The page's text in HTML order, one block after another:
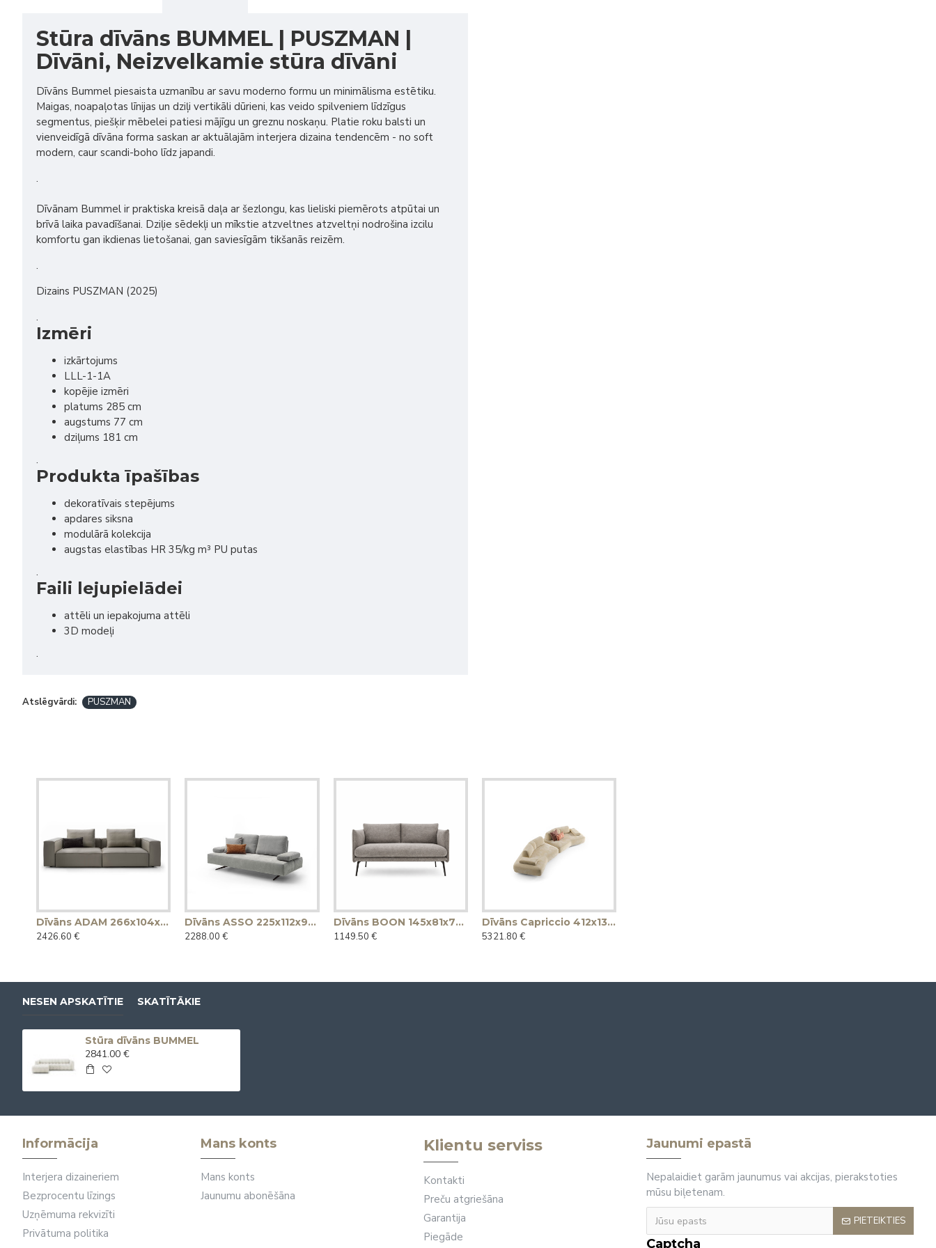
Stūra dīvāns BUMMEL | PUSZMAN |
Dīvāni, Neizvelkamie stūra dīvāni
Dīvāns Bummel piesaista uzmanību ar savu moderno formu un minimālisma estētiku.
Maigas, noapaļotas līnijas un dziļi vertikāli dūrieni, kas veido spilveniem līdzīgus
segmentus, piešķir mēbelei patiesi mājīgu un greznu noskaņu. Platie roku balsti un
vienveidīgā dīvāna forma saskan ar aktuālajām interjera dizaina tendencēm - no soft
modern, caur scandi-boho līdz japandi.
.
Dīvānam Bummel ir praktiska kreisā daļa ar šezlongu, kas lieliski piemērots atpūtai un
brīvā laika pavadīšanai. Dziļie sēdekļi un mīkstie atzveltnes atzveltņi nodrošina izcilu
komfortu gan ikdienas lietošanai, gan saviesīgām tikšanās reizēm.
.
Dizains PUSZMAN (2025)
.
Izmēri
izkārtojums
LLL-1-1A
kopējie izmēri
platums 285 cm
augstums 77 cm
dziļums 181 cm
.
Produkta īpašības
dekoratīvais stepējums
apdares siksna
modulārā kolekcija
augstas elastības HR 35/kg m³ PU putas
.
Faili lejupielādei
attēli un iepakojuma attēli
3D modeļi
.
Atslēgvārdi: PUSZMAN
Dīvāns ADAM 266x104x65h (Ražots Itālijā)
2426.60 €
Dīvāns ASSO 225x112x92h (Ražots Itālijā)
2288.00 €
Dīvāns BOON 145x81x78h (Ražots Itālijā)
1149.50 €
Dīvāns Capriccio 412x130x45h (Ražots Itālijā)
5321.80 €
NESEN APSKATĪTIE SKATĪTĀKIE
Stūra dīvāns BUMMEL
2841.00 €
Informācija
Interjera dizaineriem
Bezprocentu līzings
Uzņēmuma rekvizīti
Privātuma politika
Mans konts
Mans konts
Jaunumu abonēšāna
Klientu serviss
Kontakti
Preču atgriešāna
Garantija
Piegāde
Jaunumi epastā
Nepalaidiet garām jaunumus vai akcijas, pierakstoties
mūsu biļetenam.
PIETEIKTIES
Captcha